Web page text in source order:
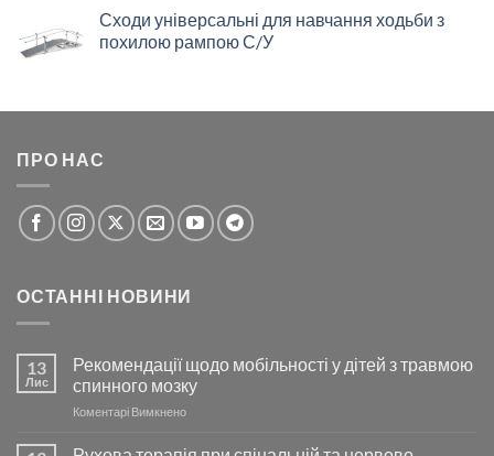
Сходи універсальні для навчання ходьби з
похилою рампою С/У
ПРО НАС
ОСТАННІ НОВИНИ
13
Лис
Рекомендації щодо мобільності у дітей з травмою
спинного мозку
Коментарі Вимкненодо
щодо